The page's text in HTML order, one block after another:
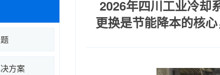
方案
2026年四川工业冷却
更换‌是节能降本的核